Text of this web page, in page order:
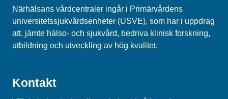
Närhälsans vårdcentraler ingår i Primärvårdens
universitetssjukvårdsenheter (USVE), som har i uppdrag
att, jämte hälso- och sjukvård, bedriva klinisk forskning,
utbildning och utveckling av hög kvalitet.
Kontakt